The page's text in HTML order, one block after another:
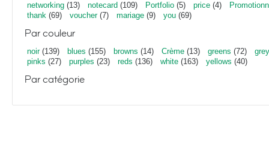
networking (13) notecard (109) Portfolio (5) price (4)
thank (69) voucher(7) mariage (9) you (69)
Par couleur
noir(139) blues (155) browns (14) Crème (13) greens (72)
pinks (27) purples (23) reds (136) white (163) yellows (40)
Par catégorie